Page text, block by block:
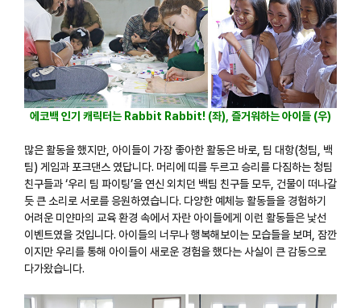
에코백 인기 캐릭터는 Rabbit Rabbit! (좌), 즐거워하는 아이들 (우)
많은 활동을 했지만, 아이들이 가장 좋아한 활동은 바로, 팀 대항(청팀, 백
팀) 게임과 포크댄스 였답니다. 머리에 띠를 두르고 승리를 다짐하는 청팀
친구들과 ‘우리 팀 파이팅’을 연신 외치던 백팀 친구들 모두, 건물이 떠나갈
듯 큰 소리로 서로를 응원하였습니다. 다양한 예체능 활동들을 경험하기
어려운 미얀마의 교육 환경 속에서 자란 아이들에게 이런 활동들은 낯선
이벤트였을 것입니다. 아이들의 너무나 행복해보이는 모습들을 보며, 잠깐
이지만 우리를 통해 아이들이 새로운 경험을 했다는 사실이 큰 감동으로
다가왔습니다.